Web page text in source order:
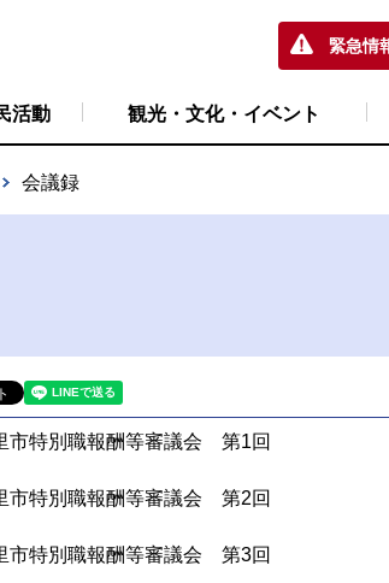
緊急情
活動 観光・文化・イベント
会議録
市特別職報酬等審議会 第1回
市特別職報酬等審議会 第2回
市特別職報酬等審議会 第3回